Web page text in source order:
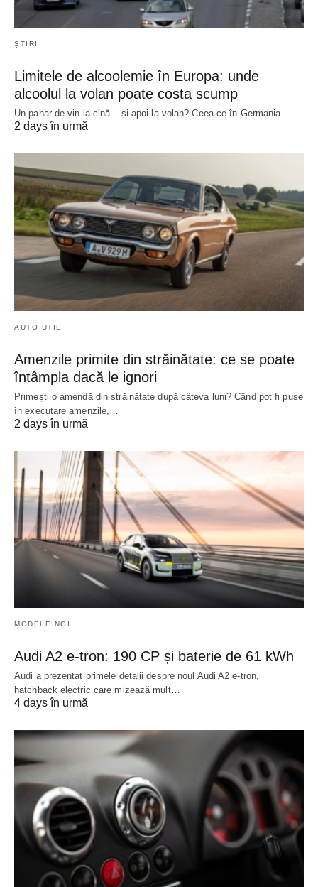
ȘTIRI
Limitele de alcoolemie în Europa: unde
alcoolul la volan poate costa scump
Un pahar de vin la cină – și apoi la volan? Ceea ce în Germania…
2 days în urmă
AUTO UTIL
Amenzile primite din străinătate: ce se poate
întâmpla dacă le ignori
Primești o amendă din străinătate după câteva luni? Când pot fi puse
în executare amenzile,…
2 days în urmă
MODELE NOI
Audi A2 e-tron: 190 CP și baterie de 61 kWh
Audi a prezentat primele detalii despre noul Audi A2 e-tron,
hatchback electric care mizează mult…
4 days în urmă